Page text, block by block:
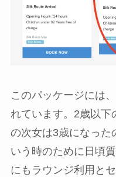
このパッケージには
れています。2歳以下
の次女は3歳になった
いう時のために日頃
にもラウンジ利用と